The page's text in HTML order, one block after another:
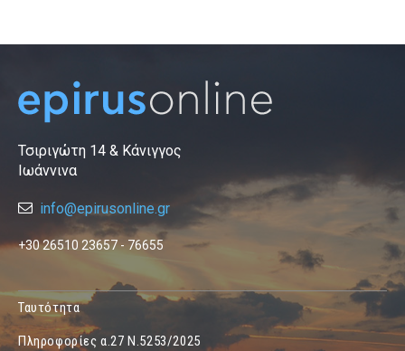
Τσιριγώτη 14 & Κάνιγγος
Ιωάννινα
info@epirusonline.gr
+30 26510 23657 - 76655
Ταυτότητα
Πληροφορίες α.27 Ν.5253/2025